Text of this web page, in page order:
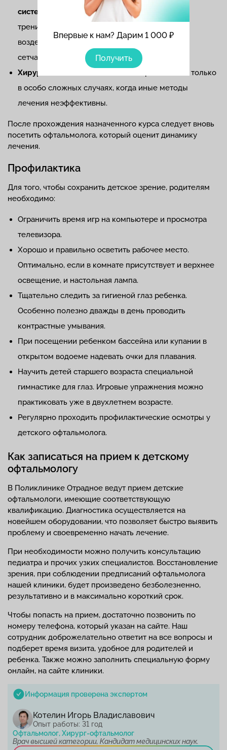
Впервые к нам? Дарим 1 000 ₽
Получить
системы
. Это специально разработанный
тренировочный курс, который положительно
воздействует как на мышцы глаз, так и нерв и
сетчатку.
Хирургическое вмешательство
. Применяется только
в особо сложных случаях, когда иные методы
лечения неэффективны.
После прохождения назначенного курса следует вновь
посетить офтальмолога, который оценит динамику
лечения.
Профилактика
Для того, чтобы сохранить детское зрение, родителям
необходимо:
Ограничить время игр на компьютере и просмотра
телевизора.
Хорошо и правильно осветить рабочее место.
Оптимально, если в комнате присутствует и верхнее
освещение, и настольная лампа.
Тщательно следить за гигиеной глаз ребенка.
Особенно полезно дважды в день проводить
контрастные умывания.
При посещении ребенком бассейна или купании в
открытом водоеме надевать очки для плавания.
Научить детей старшего возраста специальной
гимнастике для глаз. Игровые упражнения можно
практиковать уже в двухлетнем возрасте.
Регулярно проходить профилактические осмотры у
детского офтальмолога.
Как записаться на прием к детскому
офтальмологу
В Поликлинике Отрадное ведут прием детские
офтальмологи, имеющие соответствующую
квалификацию. Диагностика осуществляется на
новейшем оборудовании, что позволяет быстро выявить
проблему и своевременно начать лечение.
При необходимости можно получить консультацию
педиатра и прочих узких специалистов. Восстановление
зрения, при соблюдении предписаний офтальмолога
нашей клиники, будет произведено безболезненно,
результативно и в максимально короткий срок.
Чтобы попасть на прием, достаточно позвонить по
номеру телефона, который указан на сайте. Наш
сотрудник доброжелательно ответит на все вопросы и
подберет время визита, удобное для родителей и
ребенка. Также можно заполнить специальную форму
онлайн, на сайте клиники.
Информация проверена экспертом
Котелин Игорь Владиславович
Опыт работы: 31 год
Офтальмолог, Хирург-офтальмолог
Врач высшей категории, Кандидат медицинских наук.